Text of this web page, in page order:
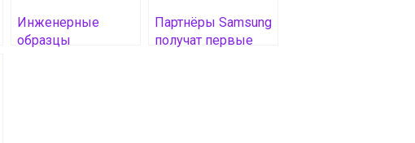
Инженерные
образцы
Партнёры Samsung
получат первые